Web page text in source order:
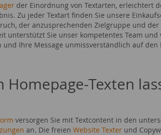
der Einordnung von Textarten, erleichtert
Zu jeder Textart finden Sie unsere
der anzusprechenden Zielgruppe und
unterstützt Sie unser kompetentes Team
Ihre Message unmissverständlich auf den
Homepage-Texten
versorgen Sie mit Textcontent in den
an. Die freien Website Texter und